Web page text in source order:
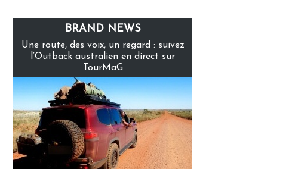
BRAND NEWS
Une route, des voix, un regard : suivez
l’Outback australien en direct sur
TourMaG